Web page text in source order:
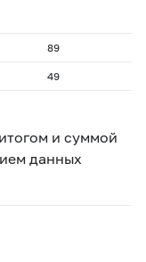
89
49
и суммой
данных